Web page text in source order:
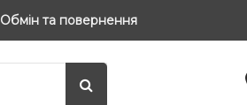
Обмін та повернення